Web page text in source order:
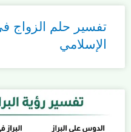
تفسير حلم الزواج
الإسلامي